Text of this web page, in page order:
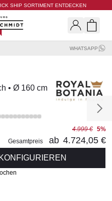
SHIP SORTIMENT ENTDECKEN
WHATSAPP
• Ø 160 cm
4.999 € 5%
Gesamtpreis
ab 4.724,05 €